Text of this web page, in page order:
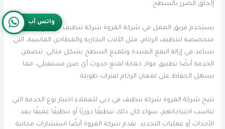
إلحاق الضرر بالسطح.
يستخدم فريق العمل في شركة المروة شركة تنظيف في دبي أدوات
متخصصة لتنظيف الرخام، مثل الآلات البخارية والمطاحن الماسية، التي
تساعد في إزالة البقع العنيدة وتلميع السطح بشكل مثالي. تتضمن
الخدمة أيضًا تطبيق مواد حماية لمنع حدوث أي ضرر مستقبلي، مما
يسهل الحفاظ على لمعان الرخام لفترات طويلة.
تتيح شركة المروة شركة تنظيف في دبي للعملاء اختيار نوع الخدمة التي
تناسب احتياجاتهم، سواء كان ذلك تنظيفًا دوريًا أو تنظيفًا عميقًا بعد
الأحداث أو عمليات التجديد. تقدم شركة المروة أيضًا استشارات مجانية
واتس آب